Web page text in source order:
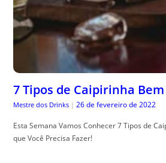
7 Tipos de Caipirinha
Mestre dos Drinks | 26 de fevereiro de 2022
Esta Semana Vamos Conhecer 7 Tipos de
que Você Precisa Fazer!